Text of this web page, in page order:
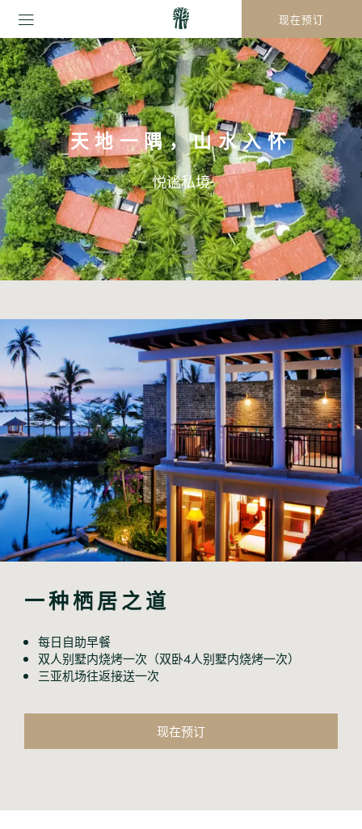
现在预订
天地一隅，山水入怀
悦谧私境
每日自助早餐
双人别墅内烧烤一次（双卧4人别墅内烧烤一次）
三亚机场往返接送一次
现在预订